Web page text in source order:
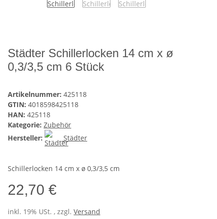
Städter Schillerlocken 14 cm x ø
0,3/3,5 cm 6 Stück
Artikelnummer: 425118
GTIN: 4018598425118
HAN: 425118
Kategorie: Zubehör
Hersteller:
Städter
Schillerlocken 14 cm x ø 0,3/3,5 cm
22,70 €
inkl. 19% USt. , zzgl. Versand